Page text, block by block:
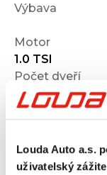
Louda Auto a.s.
uživatelský
Výbava
Motor
1.0 TSI
Počet dveří
Velikost disků
Termín dodání
Ihned k odběru